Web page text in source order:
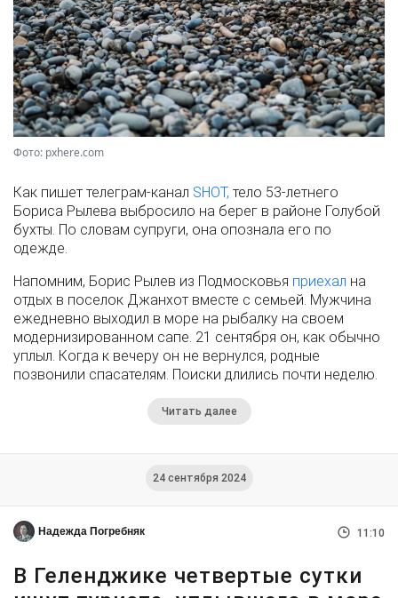
Фото: pxhere.com
Как пишет телеграм-канал SHOT, тело 53-летнего
Бориса Рылева выбросило на берег в районе Голубой
бухты. По словам супруги, она опознала его по
одежде.
Напомним, Борис Рылев из Подмосковья приехал на
отдых в поселок Джанхот вместе с семьей. Мужчина
ежедневно выходил в море на рыбалку на своем
модернизированном сапе. 21 сентября он, как обычно
уплыл. Когда к вечеру он не вернулся, родные
позвонили спасателям. Поиски длились почти неделю.
Читать далее
24 сентября 2024
Надежда Погребняк 11:10
В Геленджике четвертые сутки